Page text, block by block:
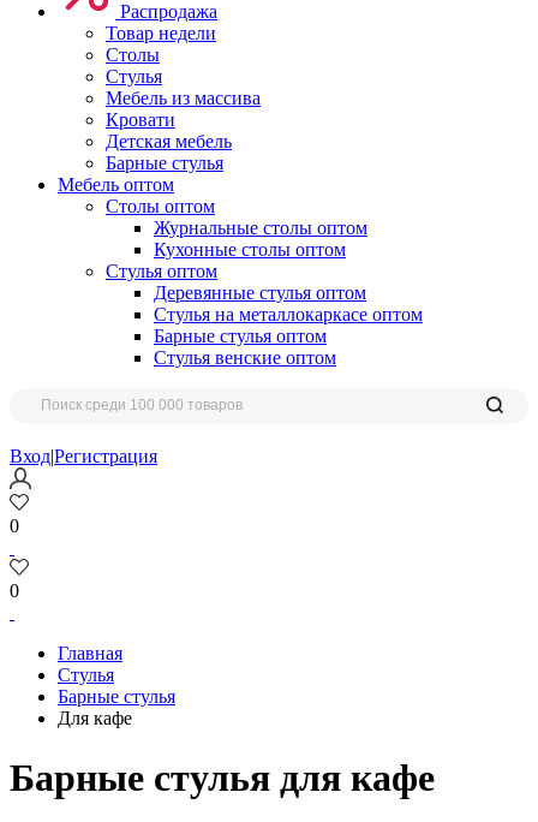
Распродажа
Товар недели
Столы
Стулья
Мебель из массива
Кровати
Детская мебель
Барные стулья
Мебель оптом
Столы оптом
Журнальные столы оптом
Кухонные столы оптом
Стулья оптом
Деревянные стулья оптом
Стулья на металлокаркасе оптом
Барные стулья оптом
Стулья венские оптом
Вход|Регистрация
0
0
Главная
Стулья
Барные стулья
Для кафе
Барные стулья для кафе